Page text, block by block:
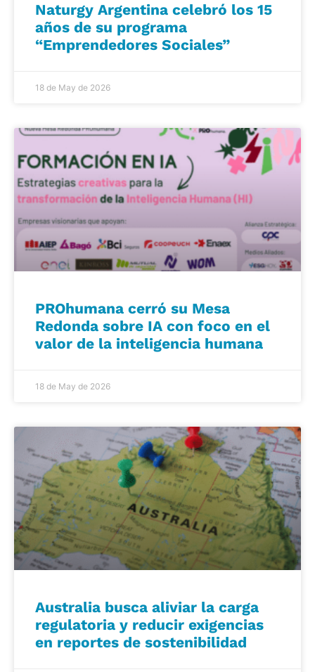
Naturgy Argentina celebró los 15
años de su programa
“Emprendedores Sociales”
18 de May de 2026
PROhumana cerró su Mesa
Redonda sobre IA con foco en el
valor de la inteligencia humana
18 de May de 2026
Australia busca aliviar la carga
regulatoria y reducir exigencias
en reportes de sostenibilidad